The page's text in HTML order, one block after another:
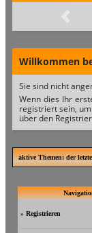
Willkommen
Sie sind nicht
Wenn dies Ihr
registriert sein,
über den
aktive Themen:der
» Registrieren